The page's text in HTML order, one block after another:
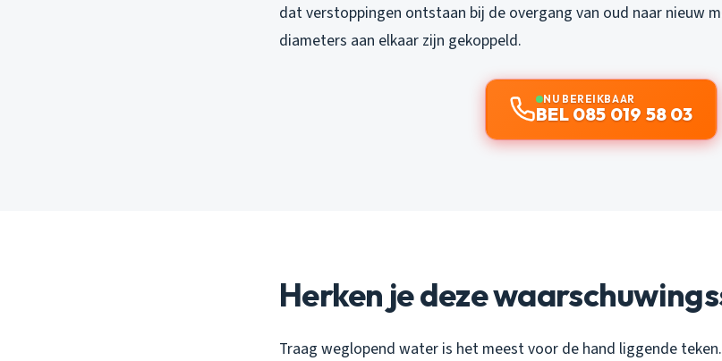
dat verstoppingen ontstaan bij de overgang van oud naar nieuw
diameters aan elkaar zijn gekoppeld.
NU BEREIKBAAR
BEL 085 019 58 03
Herken je deze
Traag weglopend water is het meest voor de hand liggende